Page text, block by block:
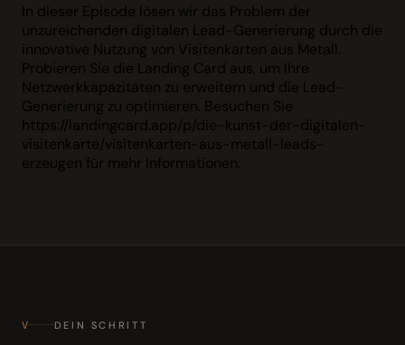
In dieser Episode lösen wir das Problem der
unzureichenden digitalen Lead-Generierung durch die
innovative Nutzung von Visitenkarten aus Metall.
Probieren Sie die Landing Card aus, um Ihre
Netzwerkkapazitäten zu erweitern und die Lead-
Generierung zu optimieren. Besuchen Sie
https://landingcard.app/p/die-kunst-der-digitalen-
visitenkarte/visitenkarten-aus-metall-leads-
erzeugen für mehr Informationen.
V DEIN SCHRITT